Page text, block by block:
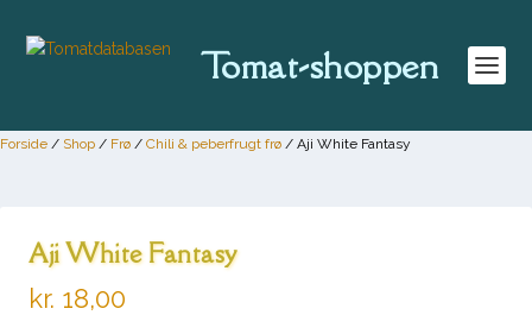
Tomat-shoppen
Forside / Shop / Frø / Chili & peberfrugt frø / Aji White Fantasy
Aji White Fantasy
kr. 18,00